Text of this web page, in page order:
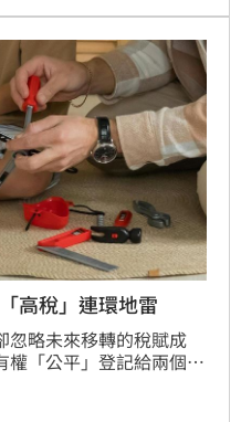
免稅額節稅時，須留意實
遭補稅。（陳韋帆）
高稅」連環地雷
忽略未來移轉的稅賦成
權「公平」登記給兩個兒
長鄭文在表示，房屋移